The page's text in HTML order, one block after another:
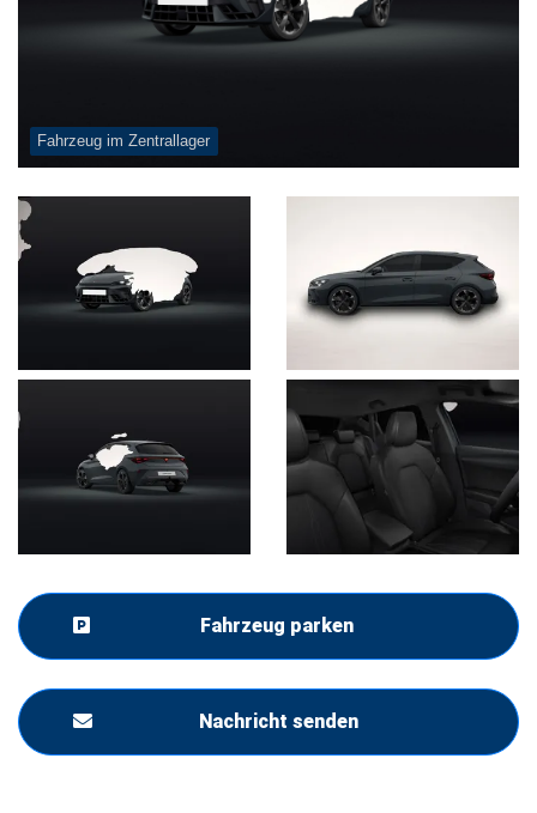
Fahrzeug im Zentrallager
Fahrzeug parken
Nachricht senden